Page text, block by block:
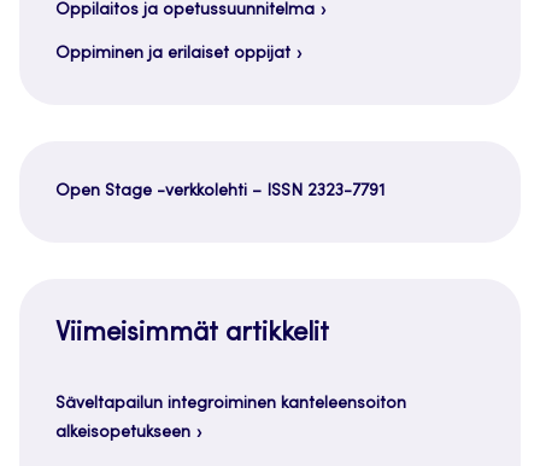
Oppilaitos ja opetussuunnitelma
Oppiminen ja erilaiset oppijat
Open Stage -verkkolehti – ISSN 2323-7791
Viimeisimmät artikkelit
Säveltapailun integroiminen kanteleensoiton
alkeisopetukseen